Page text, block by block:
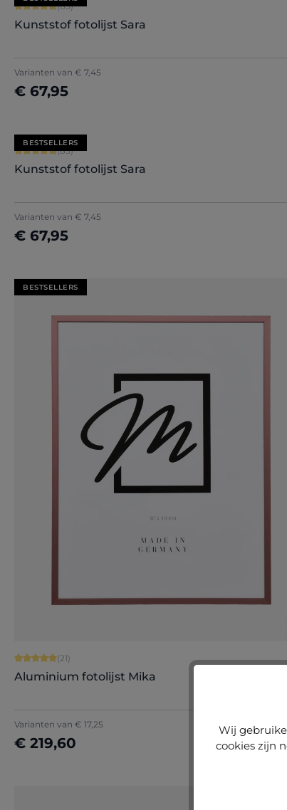
Gemiddelde waardering van 4.71 van 5 sterren
(85)
Kunststof fotolijst Sara
Varianten van € 7,45
€ 67,95
Nu configureren
BESTSELLERS
Gemiddelde waardering van 4.71 van 5 sterren
(85)
Kunststof fotolijst Sara
Varianten van € 7,45
€ 67,95
Nu configureren
BESTSELLERS
Gemiddelde waardering van 5 van 5 sterren
(21)
Aluminium fotolijst Mika
Varianten van € 17,25
€ 219,60
Nu configureren
Wij
cookies zijn